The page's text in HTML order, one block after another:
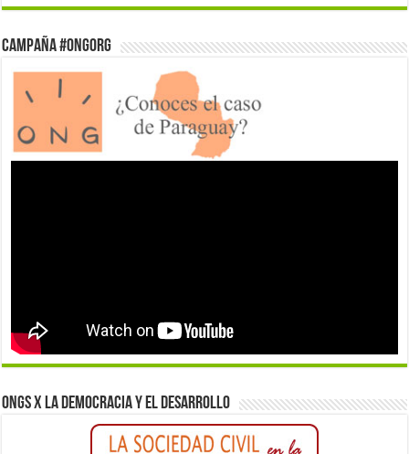
Campaña #ONGorg
ONGs x la democracia y el desarrollo